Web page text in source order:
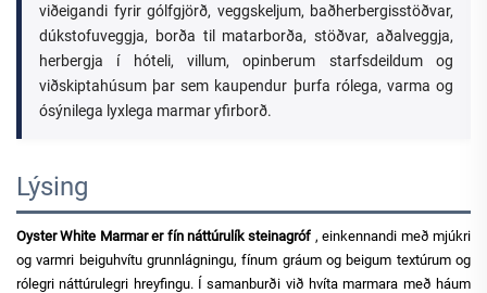
viðeigandi fyrir gólfgjörð, veggskeljum, baðherbergisstöðvar,
dúkstofuveggja, borða til matarborða, stöðvar, aðalveggja,
herbergja í hóteli, villum, opinberum starfsdeildum og
viðskiptahúsum þar sem kaupendur þurfa rólega, varma og
ósýnilega lyxlega marmar yfirborð.
Lýsing
Oyster White Marmar er fín náttúrulík steinagróf , einkennandi með mjúkri
og varmri beiguhvítu grunnlágningu, fínum gráum og beigum textúrum og
rólegri náttúrulegri hreyfingu. Í samanburði við hvíta marmara með háum